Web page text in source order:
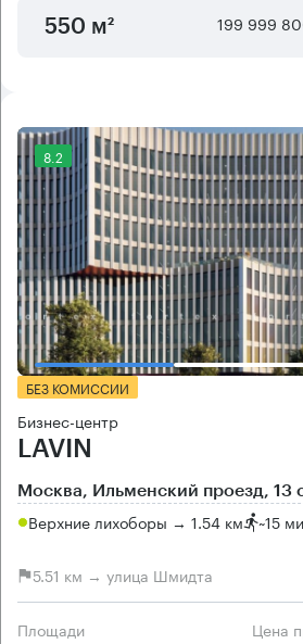
550 м² 199 999
8.2
БЕЗ КОМИССИИ
Бизнес-центр
LAVIN
Москва, Ильменский проезд, 13
Верхние лихоборы → 1.54 км ~15
5.51 км → улица Шмидта
Площади Цена